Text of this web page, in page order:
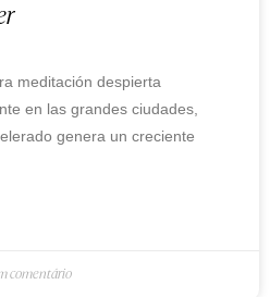
meditación despierta
en las grandes ciudades,
genera un creciente
comentário